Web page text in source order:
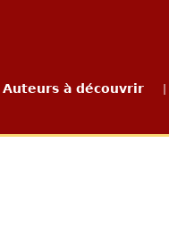
Auteurs à découvrir